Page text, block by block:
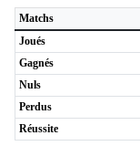
Matchs
Joués
Gagnés
Nuls
Perdus
Réussite